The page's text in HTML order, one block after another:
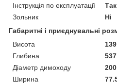
Інструкція по експлуатації
Так
Зольник
Ні
Габаритні і приєднувальні
Висота
Глибина
Діаметр димоходу
Ширина